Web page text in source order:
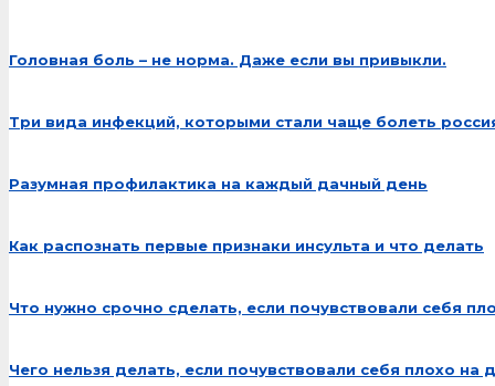
Головная боль – не норма. Даже если вы привыкли.
Три вида инфекций, которыми стали чаще болеть
Разумная профилактика на каждый дачный день
Как распознать первые признаки инсульта и что делать
Что нужно срочно сделать, если почувствовали себя
Чего нельзя делать, если почувствовали себя плохо на